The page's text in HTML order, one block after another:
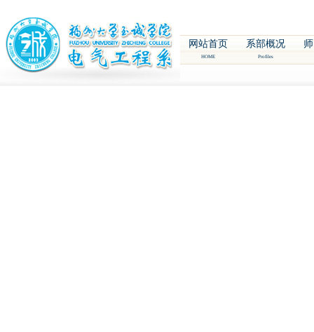
网站首页
HOME
系部概况
Profiles